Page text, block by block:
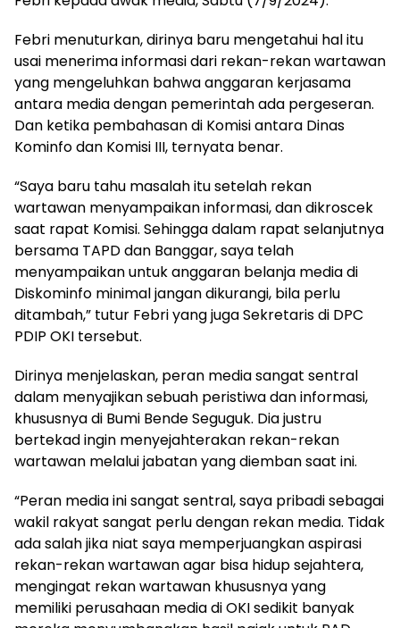
Febri menuturkan, dirinya baru mengetahui hal itu
usai menerima informasi dari rekan-rekan wartawan
yang mengeluhkan bahwa anggaran kerjasama
antara media dengan pemerintah ada pergeseran.
Dan ketika pembahasan di Komisi antara Dinas
Kominfo dan Komisi III, ternyata benar.
“Saya baru tahu masalah itu setelah rekan
wartawan menyampaikan informasi, dan dikroscek
saat rapat Komisi. Sehingga dalam rapat selanjutnya
bersama TAPD dan Banggar, saya telah
menyampaikan untuk anggaran belanja media di
Diskominfo minimal jangan dikurangi, bila perlu
ditambah,” tutur Febri yang juga Sekretaris di DPC
PDIP OKI tersebut.
Dirinya menjelaskan, peran media sangat sentral
dalam menyajikan sebuah peristiwa dan informasi,
khususnya di Bumi Bende Seguguk. Dia justru
bertekad ingin menyejahterakan rekan-rekan
wartawan melalui jabatan yang diemban saat ini.
“Peran media ini sangat sentral, saya pribadi sebagai
wakil rakyat sangat perlu dengan rekan media. Tidak
ada salah jika niat saya memperjuangkan aspirasi
rekan-rekan wartawan agar bisa hidup sejahtera,
mengingat rekan wartawan khususnya yang
memiliki perusahaan media di OKI sedikit banyak